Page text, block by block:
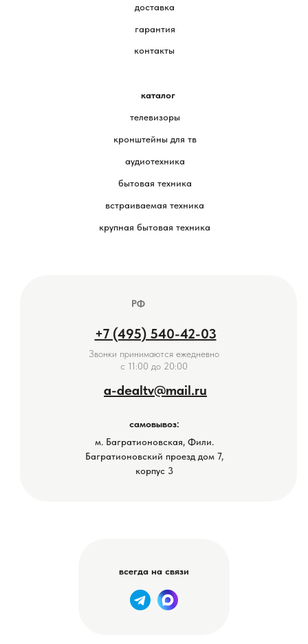
м. Багратионовская, Фили.
Багратионовский проезд дом 7,
корпус 3
+7 (495) 540-42-03
a-dealtv@mail.ru
Звонки принимаются ежедневно
с 11:00 до 20:00
самовывоз:
РФ
всегда на связи
доставка
гарантия
каталог
телевизоры
кронштейны для тв
аудиотехника
крупная бытовая техника
бытовая техника
встраиваемая техника
контакты